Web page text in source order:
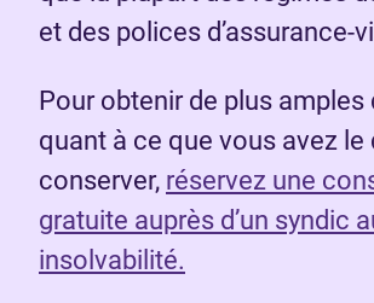
et des polices d’assurance-
Pour obtenir de plus amples
quant à ce que vous avez le
conserver, réservez une
gratuite auprès d’un syndic
insolvabilité.